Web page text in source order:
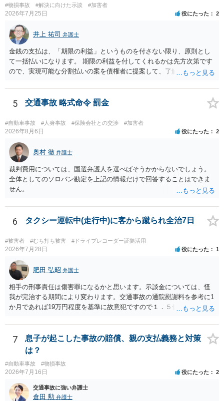
#物損事故 #解決に向けた示談 #加害者
2026年7月25日 役にたった 2
井上 祐司 弁護士
金銭の支払は、「期限の利益」というものを付さない限り、原則とし
て一括払いになります。 期限の利益を付してくれるかは先方次第です
ので、実現可能な分割払いの案を債権者に提案して、了解してもらえ
5 交通事故 略式命令 罰金
#自動車事故 #人身事故 #保険会社との交渉 #加害者
2026年8月6日 役にたった 2
奥村 徹 弁護士
裁判費用については、国選弁護人を選べばそうかからないでしょう。
全体としてのソロバン勘定を上記の情報だけで回答することはできま
せん。
6 タクシー運転中(走行中)に客から蹴られ全治7日
#被害者 #むち打ち被害 #ドライブレコーダー証拠活用
2026年7月28日 役にたった 1
肥田 弘昭 弁護士
相手の刑事責任は傷害罪になるかと思います。示談金については、怪
我が完治する期間により変わります。交通事故の通院慰謝料を参考に1
か月であれば19万円程度を基準に故意犯ですので１．５倍か2倍程度す
上がるかと思います。ご参考にしてください。
7
息子が起こした事故の賠償、親の支払義務と対策
は？
#自動車事故 #物損事故
2026年7月16日 役にたった 2
交通事故に強い弁護士
倉田 勲 弁護士